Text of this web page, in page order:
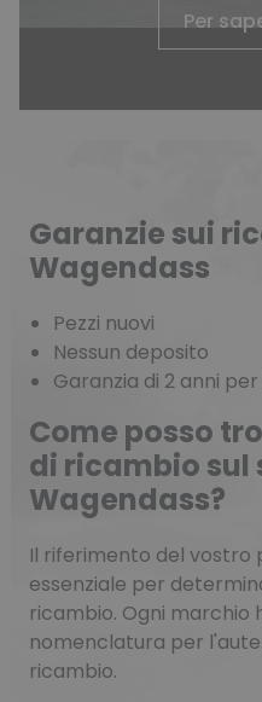
Per
Garanzie sui
Wagendass
Pezzi nuovi
Nessun deposito
Garanzia di 2 anni
Come posso
di ricambio sul
Wagendass?
Il riferimento del vostro
essenziale per
ricambio. Ogni marchio
nomenclatura per
ricambio.